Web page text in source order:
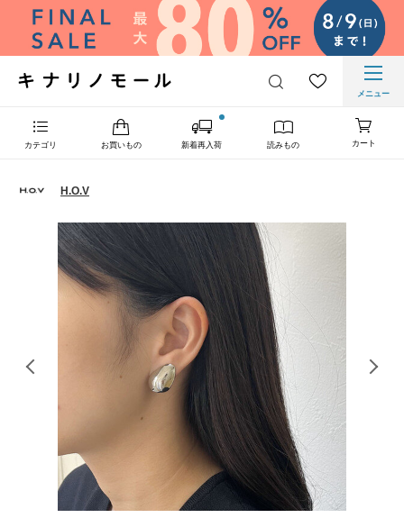
メニュー
カテゴリ お買いもの 新着再入荷 読みもの カート
H.O.V